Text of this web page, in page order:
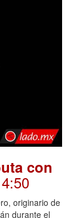
con
originario de
durante el